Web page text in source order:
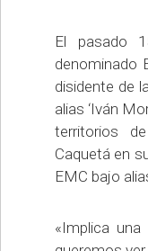
El pasado
denominado
disidente de
alias ‘Iván
territorios
Caquetá en
EMC bajo alias
«Implica